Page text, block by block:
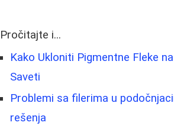
Pročitajte i...
Kako Ukloniti Pigmentne Fleke
Saveti
Problemi sa filerima u
rešenja